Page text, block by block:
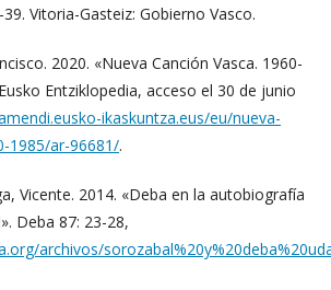
Vitoria-Gasteiz: Gobierno Vasco.
2020. «Nueva Canción Vasca. 1960-
Entziklopedia, acceso el 30 de junio
ikaskuntza.eus/eu/nueva-
1985/ar-96681/.
Vicente. 2014. «Deba en la autobiografía
Deba 87: 23-28,
archivos/